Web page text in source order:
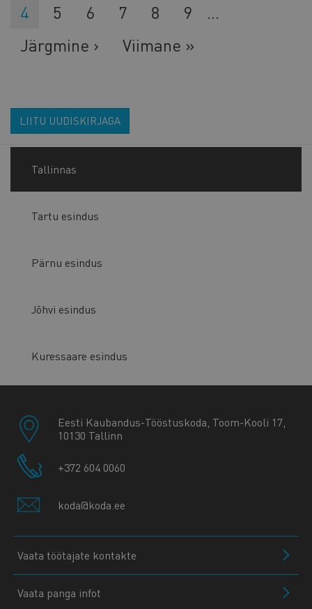
leht
leht
Eesolev
leht
4 Lehekülg
5 Lehekülg
6 Lehekülg
7 Lehekülg
8 Lehekülg
9
…
Järgmine
Järgmine ›
Viimane
Viimane »
LIITU UUDISKIRJAGA
Tallinnas
Tartu esindus
Pärnu esindus
Jõhvi esindus
Kuressaare esindus
Eesti Kaubandus-Tööstuskoda, Toom-Kooli 17,
10130 Tallinn
+372 604 0060
koda@koda.ee
Vaata töötajate kontakte
Vaata panga infot